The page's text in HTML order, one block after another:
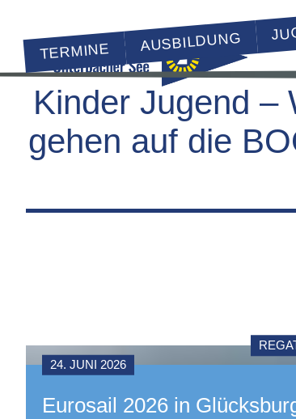
TERMINE AUSBILDUNG
Kinder Jugend –
gehen auf die
24. JUNI 2026
Eurosail 2026 in